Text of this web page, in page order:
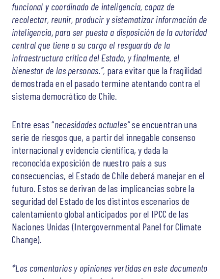
funcional y coordinado de inteligencia, capaz de
recolectar, reunir, producir y sistematizar información de
inteligencia, para ser puesta a disposición de la autoridad
central que tiene a su cargo el resguardo de la
infraestructura crítica del Estado, y finalmente, el
bienestar de las personas.”, para evitar que la fragilidad
demostrada en el pasado termine atentando contra el
sistema democrático de Chile.
Entre esas “necesidades actuales”se encuentran una
serie de riesgos que, a partir del innegable consenso
internacional y evidencia científica, y dada la
reconocida exposición de nuestro país a sus
consecuencias, el Estado de Chile deberá manejar en el
futuro. Estos se derivan de las implicancias sobre la
seguridad del Estado de los distintos escenarios de
calentamiento global anticipados por el IPCC de las
Naciones Unidas (Intergovernmental Panel for Climate
Change).
*Los comentarios y opiniones vertidas en este documento